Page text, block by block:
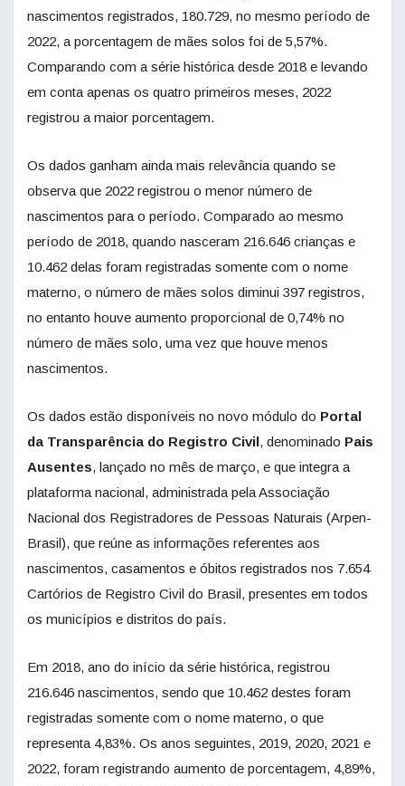
nascimentos registrados, 180.729, no mesmo período de
2022, a porcentagem de mães solos foi de 5,57%.
Comparando com a série histórica desde 2018 e levando
em conta apenas os quatro primeiros meses, 2022
registrou a maior porcentagem.
Os dados ganham ainda mais relevância quando se
observa que 2022 registrou o menor número de
nascimentos para o período. Comparado ao mesmo
período de 2018, quando nasceram 216.646 crianças e
10.462 delas foram registradas somente com o nome
materno, o número de mães solos diminui 397 registros,
no entanto houve aumento proporcional de 0,74% no
número de mães solo, uma vez que houve menos
nascimentos.
Os dados estão disponíveis no novo módulo do Portal
da Transparência do Registro Civil, denominado Pais
Ausentes, lançado no mês de março, e que integra a
plataforma nacional, administrada pela Associação
Nacional dos Registradores de Pessoas Naturais (Arpen-
Brasil), que reúne as informações referentes aos
nascimentos, casamentos e óbitos registrados nos 7.654
Cartórios de Registro Civil do Brasil, presentes em todos
os municípios e distritos do país.
Em 2018, ano do início da série histórica, registrou
216.646 nascimentos, sendo que 10.462 destes foram
registradas somente com o nome materno, o que
representa 4,83%. Os anos seguintes, 2019, 2020, 2021 e
2022, foram registrando aumento de porcentagem, 4,89%,